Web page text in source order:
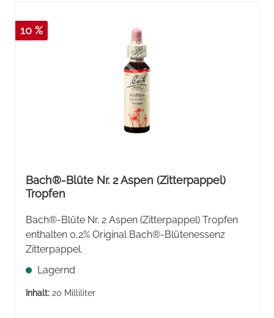
10 %
Bach®-Blüte Nr. 2 Aspen (Zitterpappel)
Tropfen
Bach®-Blüte Nr. 2 Aspen (Zitterpappel) Tropfen
enthalten 0,2% Original Bach®-Blütenessenz
Zitterpappel.
Lagernd
Inhalt: 20 Milliliter